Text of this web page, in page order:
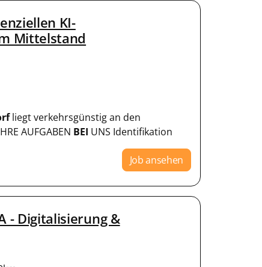
KI-
Mittelstand
liegt verkehrsgünstig an den
AUFGABEN BEI UNS Identifikation
Job ansehen
- Digitalisierung &